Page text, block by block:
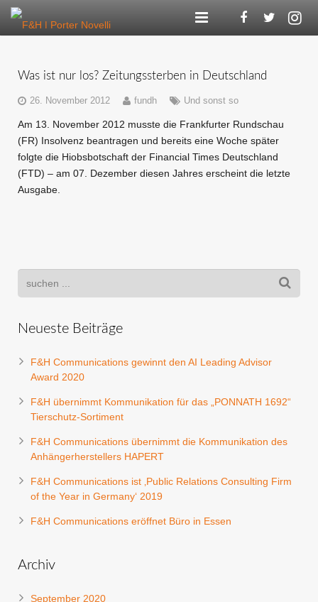
F&H Digital
Blog
Was ist nur los? Zeitungssterben in Deutschland
26. November 2012 fundh Und sonst so
Am 13. November 2012 musste die Frankfurter Rundschau
(FR) Insolvenz beantragen und bereits eine Woche später
folgte die Hiobsbotschaft der Financial Times Deutschland
(FTD) – am 07. Dezember diesen Jahres erscheint die letzte
Ausgabe.
Neueste Beiträge
F&H Communications gewinnt den AI Leading Advisor
Award 2020
F&H übernimmt Kommunikation für das „PONNATH 1692“
Tierschutz-Sortiment
F&H Communications übernimmt die Kommunikation des
Anhängerherstellers HAPERT
F&H Communications ist ‚Public Relations Consulting Firm
of the Year in Germany‘ 2019
F&H Communications eröffnet Büro in Essen
Archiv
September 2020